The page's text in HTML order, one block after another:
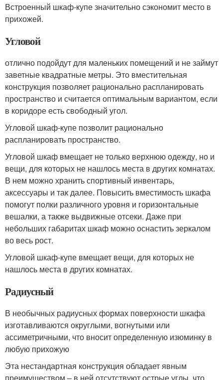
Встроенный шкаф-купе значительно сэкономит место в
прихожей.
Угловой
отлично подойдут для маленьких помещений и не займут
заветные квадратные метры. Это вместительная
конструкция позволяет рационально распланировать
пространство и считается оптимальным вариантом, если
в коридоре есть свободный угол.
Угловой шкаф-купе позволит рационально
распланировать пространство.
Угловой шкаф вмещает не только верхнюю одежду, но и
вещи, для которых не нашлось места в других комнатах.
В нем можно хранить спортивный инвентарь,
аксессуары и так далее. Повысить вместимость шкафа
помогут полки различного уровня и горизонтальные
вешалки, а также выдвижные отсеки. Даже при
небольших габаритах шкаф можно оснастить зеркалом
во весь рост.
Угловой шкаф-купе вмещает вещи, для которых не
нашлось места в других комнатах.
Радиусный
В необычных радиусных формах поверхности шкафа
изготавливаются округлыми, вогнутыми или
ассиметричными, что вносит определенную изюминку в
любую прихожую
Эта нестандартная конструкция обладает явным